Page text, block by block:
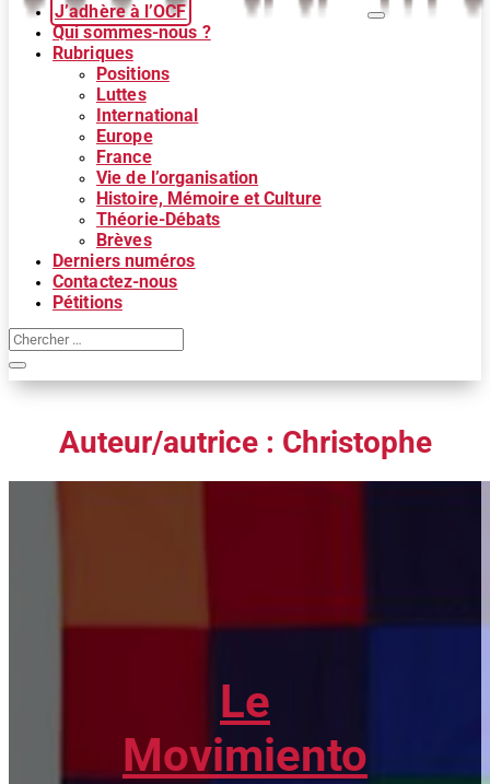
J’adhère à l’OCF
Qui sommes-nous ?
Rubriques
Positions
Luttes
International
Europe
France
Vie de l’organisation
Histoire, Mémoire et Culture
Théorie-Débats
Brèves
Derniers numéros
Contactez-nous
Pétitions
Auteur/autrice : Christophe
Le
Movimiento